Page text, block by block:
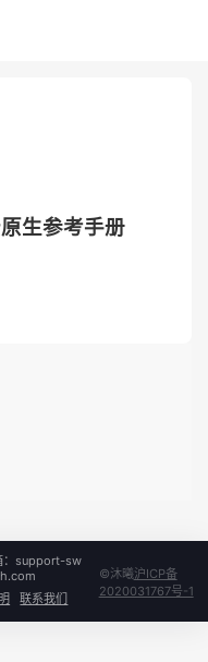
生参考手册
：support-sw
联系我们
©沐曦沪ICP备
2020031767号-1